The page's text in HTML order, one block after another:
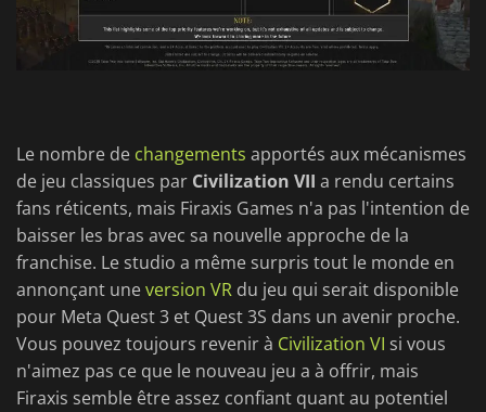
Le nombre de changements apportés aux mécanismes
de jeu classiques par Civilization VII a rendu certains
fans réticents, mais Firaxis Games n'a pas l'intention de
baisser les bras avec sa nouvelle approche de la
franchise. Le studio a même surpris tout le monde en
annonçant uneversion VR du jeu qui serait disponible
pour Meta Quest 3 et Quest 3S dans un avenir proche.
Vous pouvez toujours revenir à Civilization VI si vous
n'aimez pas ce que le nouveau jeu a à offrir, mais
Firaxis semble être assez confiant quant au potentiel